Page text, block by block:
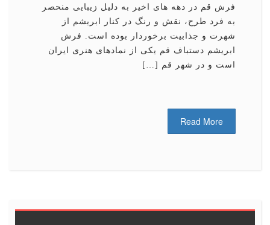
فرش قم در دهه های اخیر به دلیل زیبایی منحصر
به فرد طرح، نقش و رنگ در کنار ابریشم از
شهرت و جذابیت برخوردار بوده است. فرش
ابریشم دستباف قم یکی از نمادهای هنری ایران
است و در شهر قم […]
Read More
<<
1
2
3
4
5
6